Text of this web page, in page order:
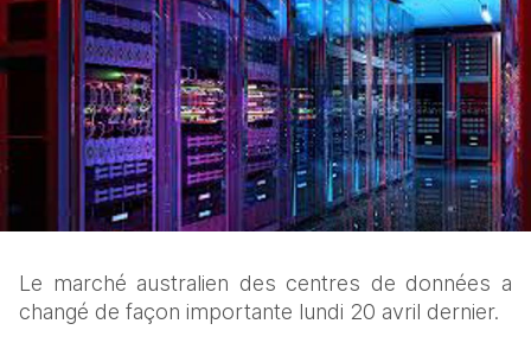
Le marché australien des centres de données a
changé de façon importante lundi 20 avril dernier.